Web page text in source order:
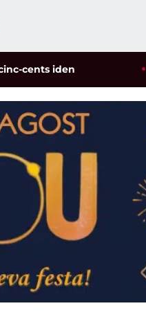
identificats en un